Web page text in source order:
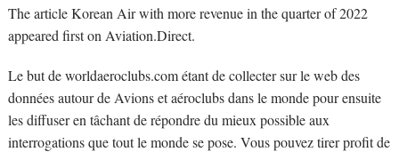
The article Korean Air with more revenue in the quarter of 2022
appeared first on Aviation.Direct.
Le but de worldaeroclubs.com étant de collecter sur le web des
données autour de Avions et aéroclubs dans le monde pour ensuite
les diffuser en tâchant de répondre du mieux possible aux
interrogations que tout le monde se pose. Vous pouvez tirer profit de